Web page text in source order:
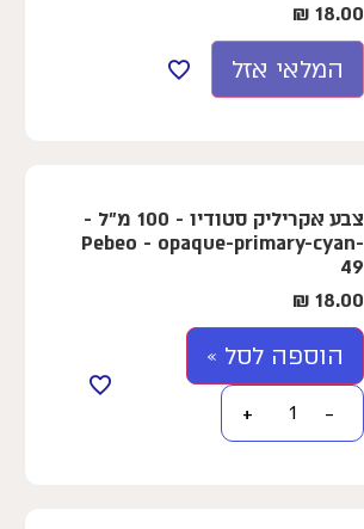
18.00
₪
המלאי אזל
צבע אקריליק סטודיו - 100 מ"ל -
Pebeo - opaque-primary-cyan-
49
18.00
₪
הוספה לסל »
−
+